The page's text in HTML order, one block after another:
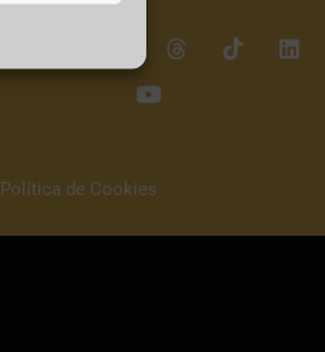
Política de Cookies